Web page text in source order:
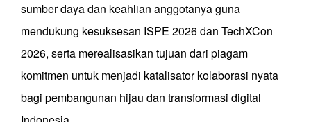
sumber daya dan keahlian anggotanya guna
mendukung kesuksesan ISPE 2026 dan TechXCon
2026, serta merealisasikan tujuan dari piagam
komitmen untuk menjadi katalisator kolaborasi nyata
bagi pembangunan hijau dan transformasi digital